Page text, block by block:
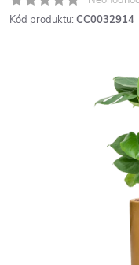
Kód produktu: CC0032914